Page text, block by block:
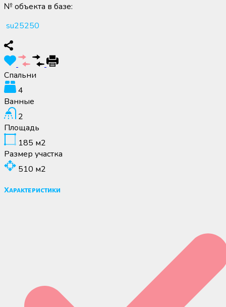
№ объекта в базе:
su25250
Спальни
4
Ванные
2
Площадь
185 м2
Размер участка
510 м2
Характеристики